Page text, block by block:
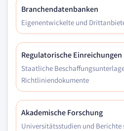
Branchendatenbanken
Eigenentwickelte und
Regulatorische Einreichungen
Staatliche
Richtliniendokumente
Akademische Forschung
Universitätsstudien und Berichte